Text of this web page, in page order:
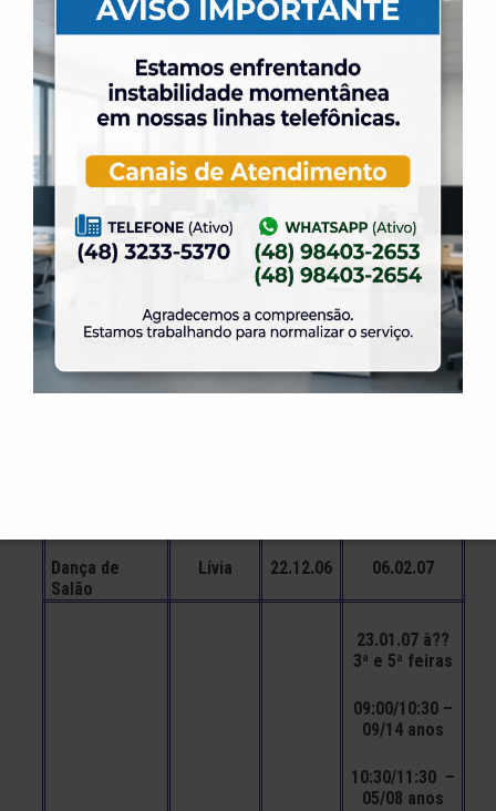
Cursos
Professor
(a)
Início do
Recesso
Retorno das
aulas
Adaptação ao
Luiz 23.12.06 16.01.07
Dança de
Salão
Lívia 22.12.06 06.02.07
23.01.07 â??
3ª e 5ª feiras
09:00/10:30 –
09/14 anos
10:30/11:30 –
05/08 anos